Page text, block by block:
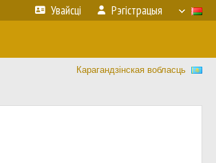
Увайсці Рэгістрацыя
Карагандзінская вобласць